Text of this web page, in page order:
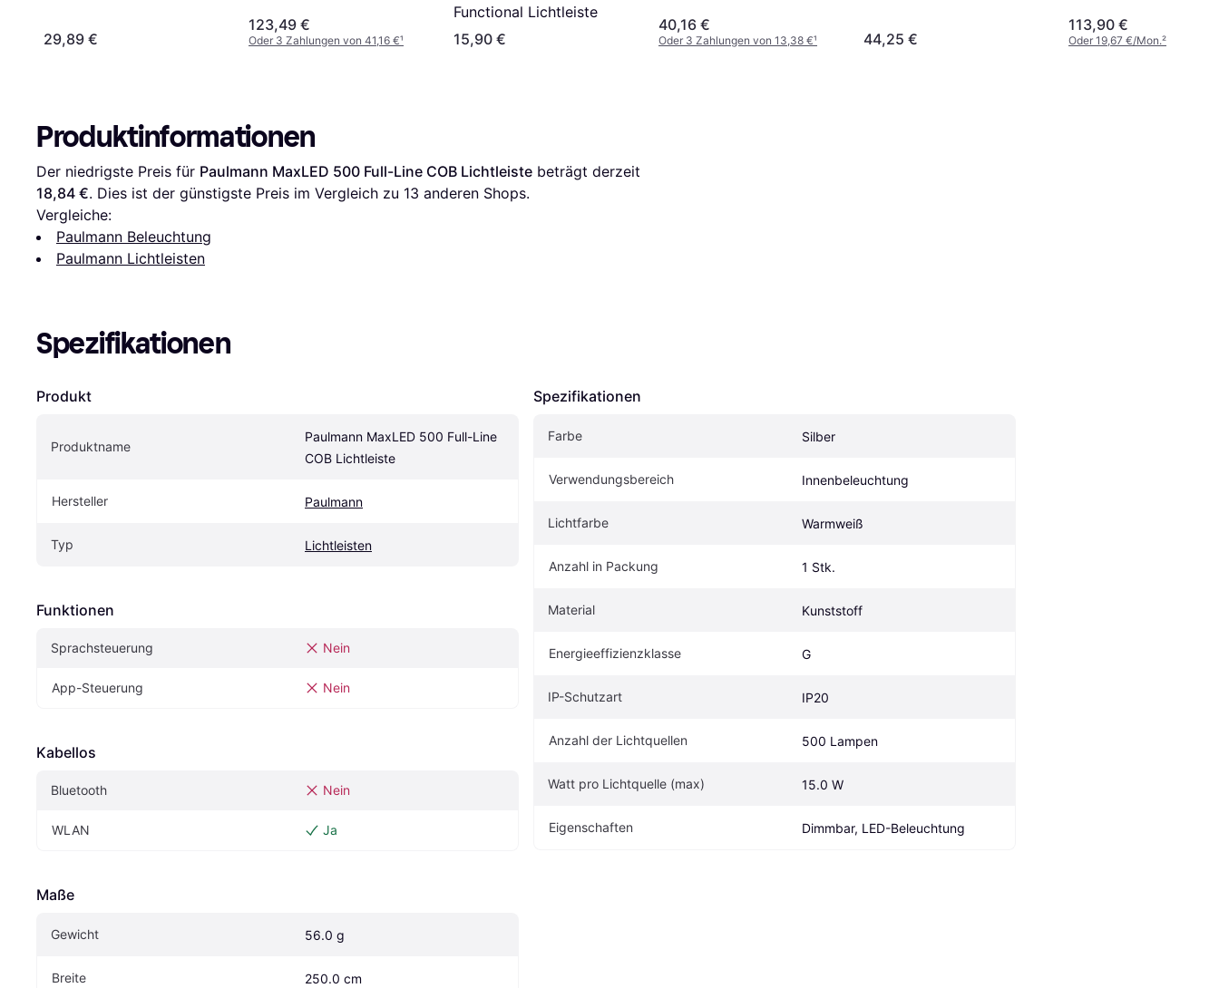
29,89 €
123,49 €
Oder 3 Zahlungen von 41,16 €¹
Functional Lichtleiste
15,90 €
40,16 €
Oder 3 Zahlungen von 13,38 €¹ 44,25 €
113,90 €
Oder 19,67 €/Mon.²
Produktinformationen
Der niedrigste Preis für Paulmann MaxLED 500 Full-Line COB Lichtleiste
18,84 €. Dies ist der günstigste Preis im Vergleich zu 13 anderen Shops.
Vergleiche:
Paulmann Beleuchtung
Paulmann Lichtleisten
Spezifikationen
Produkt
Produktname
Paulmann MaxLED 500 Full-Line
COB Lichtleiste
Hersteller Paulmann
Typ Lichtleisten
Funktionen
Sprachsteuerung Nein
App-Steuerung Nein
Kabellos
Bluetooth Nein
WLAN Ja
Maße
Gewicht 56.0 g
Breite 250.0 cm
Spezifikationen
Farbe Silber
Verwendungsbereich Innenbeleuchtung
Lichtfarbe Warmweiß
Anzahl in Packung 1 Stk.
Material Kunststoff
Energieeffizienzklasse G
IP-Schutzart IP20
Anzahl der Lichtquellen 500 Lampen
Watt pro Lichtquelle (max) 15.0 W
Eigenschaften Dimmbar, LED-Beleuchtung